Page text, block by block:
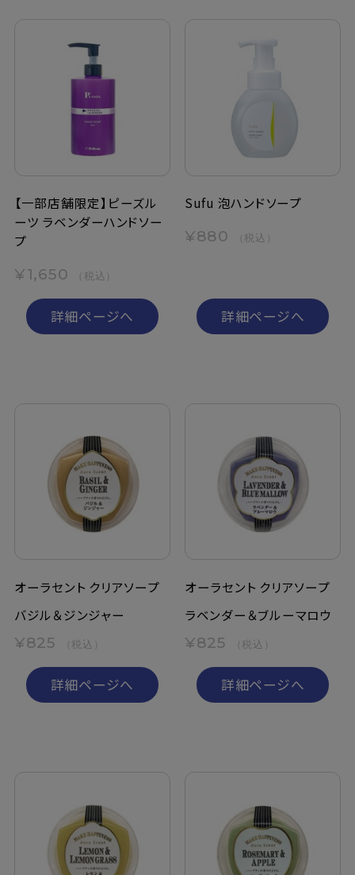
【一部店舗限定】ピーズル
ーツ ラベンダーハンドソー
プ
¥1,650 （税込）
詳細ページへ
Sufu 泡ハンドソープ
¥880 （税込）
詳細ページへ
オーラセント クリアソープ
バジル＆ジンジャー
¥825 （税込）
詳細ページへ
オーラセント クリアソープ
ラベンダー＆ブルーマロウ
¥825 （税込）
詳細ページへ